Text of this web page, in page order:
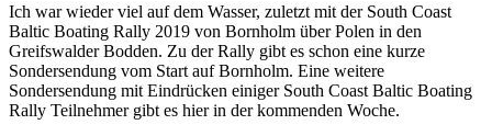
Ich war wieder viel auf dem Wasser, zuletzt mit der South Coast
Baltic Boating Rally 2019 von Bornholm über Polen in den
Greifswalder Bodden. Zu der Rally gibt es schon eine kurze
Sondersendung vom Start auf Bornholm. Eine weitere
Sondersendung mit Eindrücken einiger South Coast Baltic Boating
Rally Teilnehmer gibt es hier in der kommenden Woche.